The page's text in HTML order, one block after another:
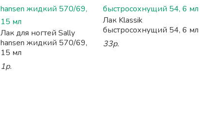
Лак для ногтей Sally
hansen жидкий 570/69,
15 мл
1р.
Лак Klassik
быстросохнущий 54, 6 мл
33р.